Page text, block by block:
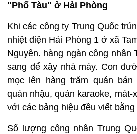
"Phố Tàu" ở Hải Phòng
Khi các công ty Trung Quốc
nhiệt điện Hải Phòng 1 ở xã
Nguyên. hàng ngàn công nhân
sang để xây nhà máy. Con
mọc lên hàng trăm quán
quán nhậu, quán karaoke,
với các bảng hiệu đều viết
Số lượng công nhân Trung